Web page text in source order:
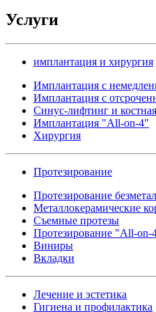
Услуги
имплантация и хирургия
Имплантация с
Имплантация с
Синус-лифтинг и
Имплантация "All-on-4"
Хирургия
Протезирование
Протезирование
Металлокерамические
Съемные протезы
Протезирование "All-on-
Виниры
Вкладки
Лечение и эстетика
Гигиена и профилактика